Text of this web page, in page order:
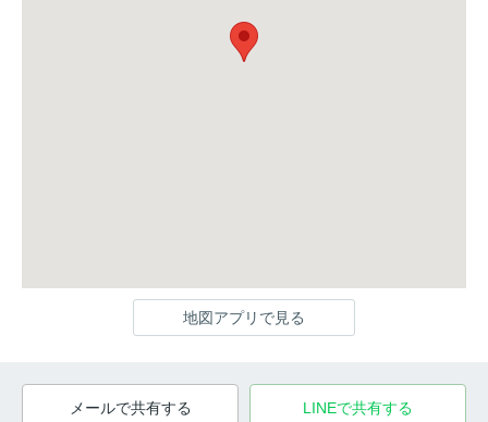
地図アプリで見る
メールで共有する LINEで共有する